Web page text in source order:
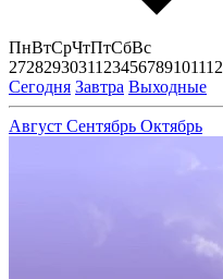
ПнВтСрЧтПтСбВс
27282930311 23456789101112
Сегодня Завтра Выходные
Август Сентябрь Октябрь